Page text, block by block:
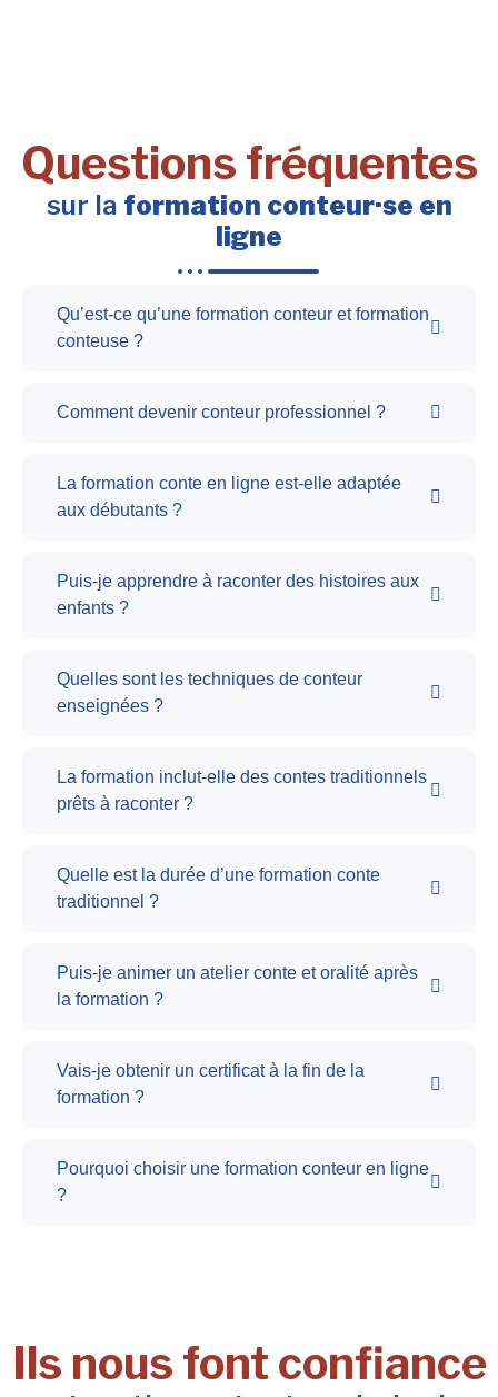
Questions fréquentes
sur la formation conteur·se en
ligne
Qu’est-ce qu’une formation conteur et formation
conteuse ?
Comment devenir conteur professionnel ?
La formation conte en ligne est-elle adaptée
aux débutants ?
Puis-je apprendre à raconter des histoires aux
enfants ?
Quelles sont les techniques de conteur
enseignées ?
La formation inclut-elle des contes traditionnels
prêts à raconter ?
Quelle est la durée d’une formation conte
traditionnel ?
Puis-je animer un atelier conte et oralité après
la formation ?
Vais-je obtenir un certificat à la fin de la
formation ?
Pourquoi choisir une formation conteur en ligne
?
Ils nous font confiance